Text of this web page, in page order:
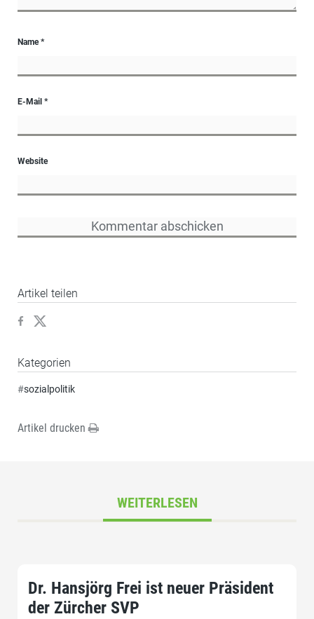
Name*
E-Mail *
Website
Artikel teilen
Kategorien
#sozialpolitik
Artikel drucken
WEITERLESEN
Dr. Hansjörg Frei ist neuer Präsident
der Zürcher SVP